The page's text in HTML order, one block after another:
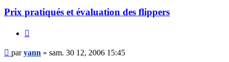
Prix pratiqués et évaluation des flippers
Message
paryann » sam. 30 12, 2006 15:45